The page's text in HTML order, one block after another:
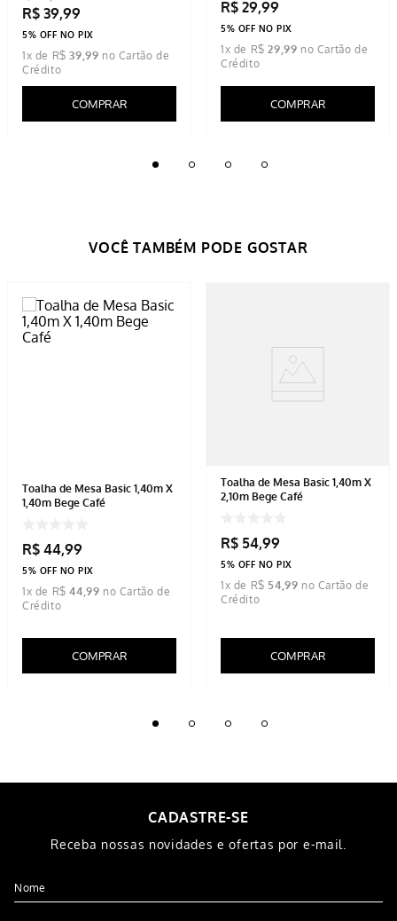
R$ 39,99
5% OFF NO PIX
1x de R$ 39 ,99
COMPRAR
R$ 29,99
5% OFF NO PIX
1x de R$ 29 ,99
COMPRAR
Toalha de Mesa Basic 1,40m X
1,40m Bege Café
R$ 44,99
5% OFF NO PIX
1x de R$ 44 ,99
COMPRAR
Toalha de Mesa Basic 1,40m X
2,10m Bege Café
R$ 54,99
5% OFF NO PIX
1x de R$ 54 ,99
COMPRAR
CADASTRE-SE
Receba nossas novidades e ofertas por e-mail.